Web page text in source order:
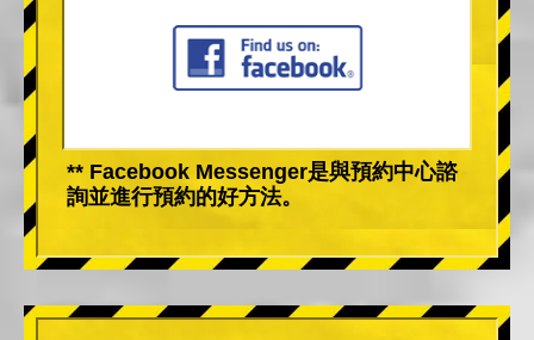
** Facebook Messenger是與預約中心諮
詢並進行預約的好方法。